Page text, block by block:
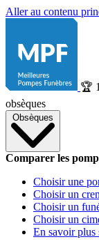
Aller au contenu
🏆 1
obsèques
Obsèques
Comparer les
Choisir une
Choisir un
Choisir un
Choisir un
En savoir plus